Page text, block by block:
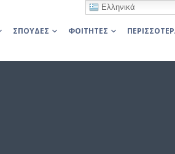
ΣΠΟΥΔΈΣ ΦΟΙΤΗΤΈΣ
Ελληνικά